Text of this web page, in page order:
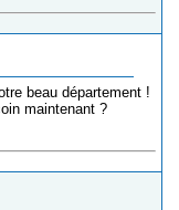
beau département !
maintenant ?